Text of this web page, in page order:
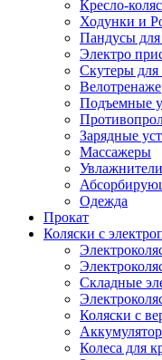
Кресло-
Ходунки и
Пандусы
Электро
Скутеры для
Подъемные
Зарядные
Массажеры
Одежда
Прокат
Коляски с
Складные
Коляски с
Колеса для